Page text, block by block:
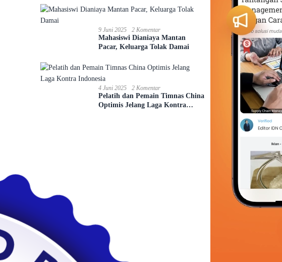
9 Juni 2025 2 Komentar
Mahasiswi Dianiaya Mantan
Pacar, Keluarga Tolak Damai
4 Juni 2025 2 Komentar
Pelatih dan Pemain Timnas China
Optimis Jelang Laga Kontra